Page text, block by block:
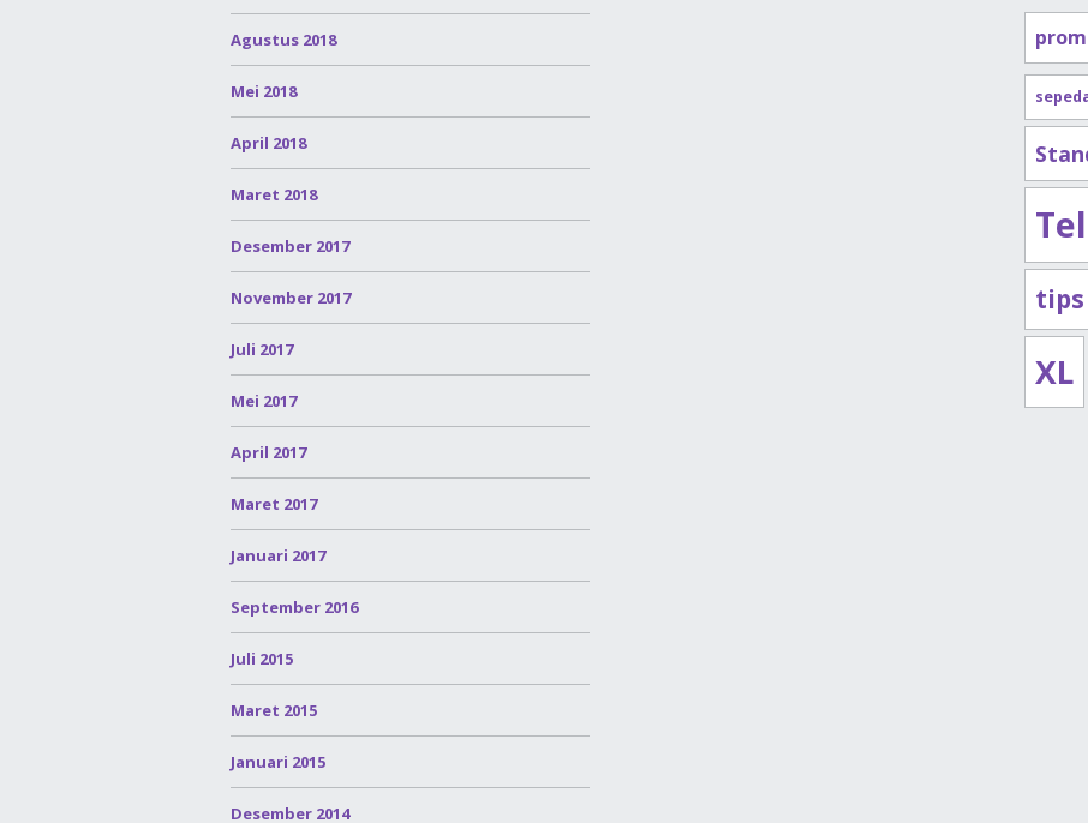
Agustus 2018
Mei 2018
April 2018
Maret 2018
Desember 2017
November 2017
Juli 2017
Mei 2017
April 2017
Maret 2017
Januari 2017
September 2016
Juli 2015
Maret 2015
Januari 2015
Desember 2014
XL